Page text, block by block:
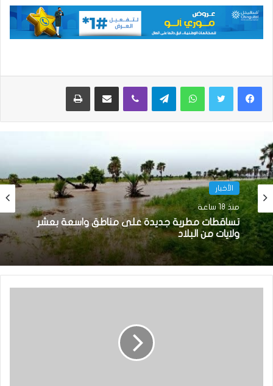
واتساب تيلقرام ڤايبر مشاركة عبر البريد طباعة
الأخبار
منذ 18 ساعة
تساقطات مطرية جديدة على مناطق واسعة بعشر
ولايات من البلاد